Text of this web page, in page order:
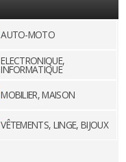
AUTO-MOTO
ELECTRONIQUE,
INFORMATIQUE
MOBILIER, MAISON
VÊTEMENTS, LINGE, BIJOUX